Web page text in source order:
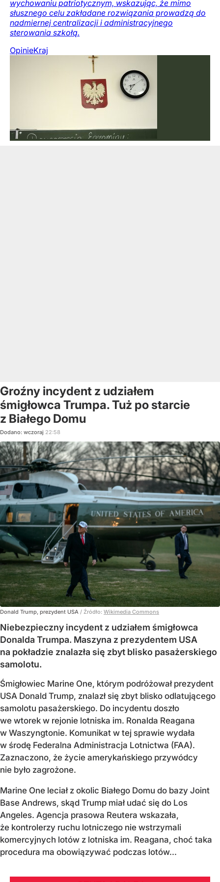
wychowaniu patriotycznym, wskazując, że mimo
słusznego celu zakładane rozwiązania prowadzą do
nadmiernej centralizacji i administracyjnego
sterowania szkołą.
OpinieKraj
Groźny incydent z udziałem
śmigłowca Trumpa. Tuż po starcie
z Białego Domu
Dodano: wczoraj 22:58
Donald Trump, prezydent USA / Źródło: Wikimedia Commons
Niebezpieczny incydent z udziałem śmigłowca
Donalda Trumpa. Maszyna z prezydentem USA
na pokładzie znalazła się zbyt blisko pasażerskiego
samolotu.
Śmigłowiec Marine One, którym podróżował prezydent
USA Donald Trump, znalazł się zbyt blisko odlatującego
samolotu pasażerskiego. Do incydentu doszło
we wtorek w rejonie lotniska im. Ronalda Reagana
w Waszyngtonie. Komunikat w tej sprawie wydała
w środę Federalna Administracja Lotnictwa (FAA).
Zaznaczono, że życie amerykańskiego przywódcy
nie było zagrożone.
Marine One leciał z okolic Białego Domu do bazy Joint
Base Andrews, skąd Trump miał udać się do Los
Angeles. Agencja prasowa Reutera wskazała,
że kontrolerzy ruchu lotniczego nie wstrzymali
komercyjnych lotów z lotniska im. Reagana, choć taka
procedura ma obowiązywać podczas lotów...